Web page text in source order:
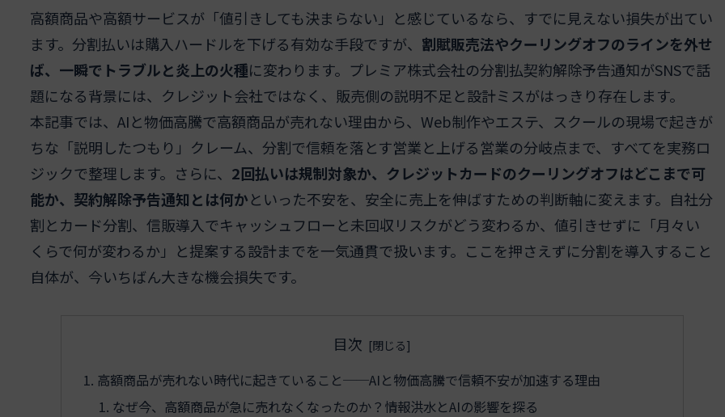
高額商品や高額サービスが「値引きしても決まらない」と感じているなら、すでに見えない損失が出てい
ます。分割払いは購入ハードルを下げる有効な手段ですが、 割賦販売法やクーリングオフのラインを外せ
ば、一瞬でトラブルと炎上の火種に変わります。プレミア株式会社の分割払契約解除予告通知がSNSで話
題になる背景には、クレジット会社ではなく、販売側の説明不足と設計ミスがはっきり存在します。
本記事では、AIと物価高騰で高額商品が売れない理由から、Web制作やエステ、スクールの現場で起きが
ちな「説明したつもり」クレーム、分割で信頼を落とす営業と上げる営業の分岐点まで、すべてを実務ロ
ジックで整理します。さらに、 2回払いは規制対象か、クレジットカードのクーリングオフはどこまで可
能か、契約解除予告通知とは何かといった不安を、安全に売上を伸ばすための判断軸に変えます。自社分
割とカード分割、信販導入でキャッシュフローと未回収リスクがどう変わるか、値引きせずに「月々い
くらで何が変わるか」と提案する設計までを一気通貫で扱います。ここを押さえずに分割を導入すること
自体が、今いちばん大きな機会損失です。
目次
高額商品が売れない時代に起きていること──AIと物価高騰で信頼不安が加速する理由
なぜ今、高額商品が急に売れなくなったのか？情報洪水とAIの影響を探る